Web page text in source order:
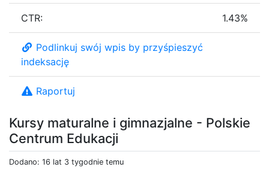
Kursy maturalne i gimnazjalne - Polskie
Centrum Edukacji
Dodano: 16 lat 3 tygodnie temu
CTR: 1.43%
Podlinkuj swój wpis by przyśpieszyć
indeksację
Raportuj